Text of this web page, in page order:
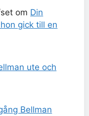
om Din
gick till en
ute och
Bellman